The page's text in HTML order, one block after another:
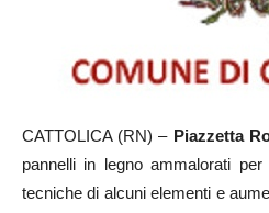
CATTOLICA (RN) –Piazzetta
pannelli in legno ammalorati
tecniche di alcuni elementi e